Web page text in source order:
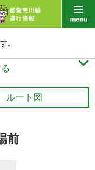
。

ルート図
前